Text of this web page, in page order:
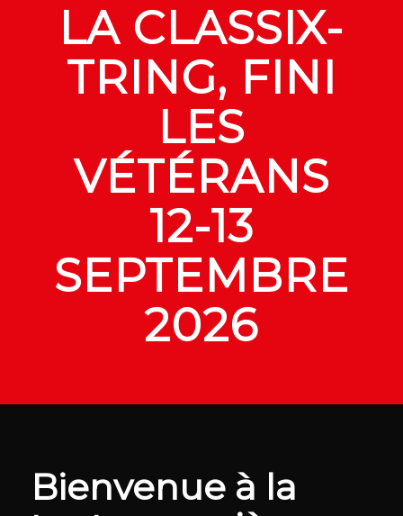
LA CLASSIX-
TRING, FINI
LES
VÉTÉRANS
12-13
SEPTEMBRE
2026
Bienvenue à la